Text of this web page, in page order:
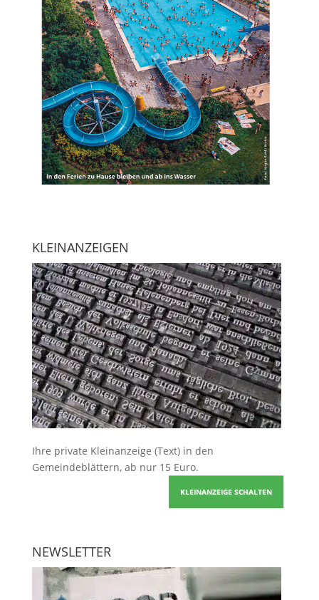
KLEINANZEIGEN
Ihre private Kleinanzeige (Text) in den
Gemeindeblättern, ab nur 15 Euro.
KLEINANZEIGE SCHALTEN
NEWSLETTER